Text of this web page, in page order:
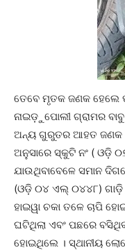
ତେବେ ମୃତକ ଜଣକ ହେଲେ
ନାଇଡ଼ୁପୋଲୀ ଗ୍ରାମର
ଅନ୍ୟ ଗୁରୁତର ଆହତ ଜଣକ
ଅନୁସାରେ ସ୍କୁଟି ନଂ ( ଓଡ଼ି
ଯାଉଥିବାବେଳେ ସମାନ
(ଓଡ଼ି ୦୪ ଏଲ୍ ୦୪୪୮)
ହାଇୱା ଚକା ତଳେ ଚାପି
ଘଟିଥିଲା ଏବଂ ପଛରେ
ହୋଇଥିଲେ । ସ୍ଥାନୀୟ